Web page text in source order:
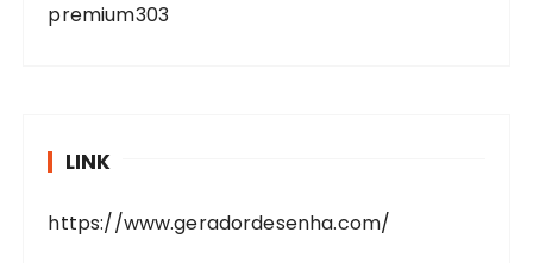
premium303
LINK
https://www.geradordesenha.com/